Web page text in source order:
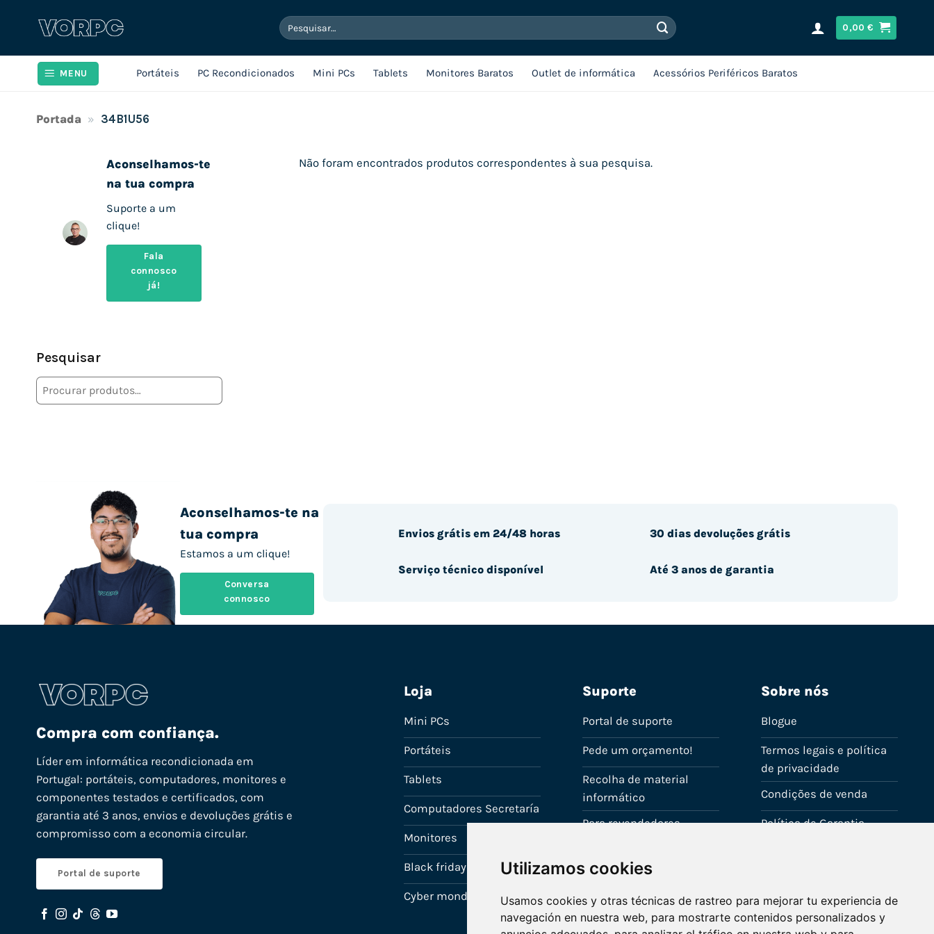
Utilizamos cookies
Usamos cookies y otras técnicas de rastreo para mejorar tu experiencia de
navegación en nuestra web, para mostrarte contenidos personalizados y
Pesquisar
por:
0,00€
MENU Portáteis PC Recondicionados Mini PCs Tablets Monitores Baratos Outlet de informática Acessórios Periféricos Baratos
Portada » 34B1U56
Aconselhamos-te
na tua compra
Suporte a um
clique!
Fala
connosco
já!
Pesquisar
Não foram encontrados produtos correspondentes à sua pesquisa.
Aconselhamos-te na
tua compra
Estamos a um clique!
Conversa
connosco
Envios grátis em 24/48 horas
Serviço técnico disponível
30 dias devoluções grátis
Até 3 anos de garantia
Compra com confiança.
Líder em informática recondicionada em
Portugal: portáteis, computadores, monitores e
componentes testados e certificados, com
garantia até 3 anos, envios e devoluções grátis e
compromisso com a economia circular.
Portal de suporte
Loja
Mini PCs
Portáteis
Tablets
Computadores Secretaría
Monitores
Black friday
Cyber monday
Suporte
Portal de suporte
Pede um orçamento!
Recolha de material
informático
Para revendedores
Sobre nós
Blogue
Termos legais e política
de privacidade
Condições de venda
Política de Garantia
Fale connosco